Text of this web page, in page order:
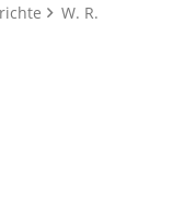
W. R.